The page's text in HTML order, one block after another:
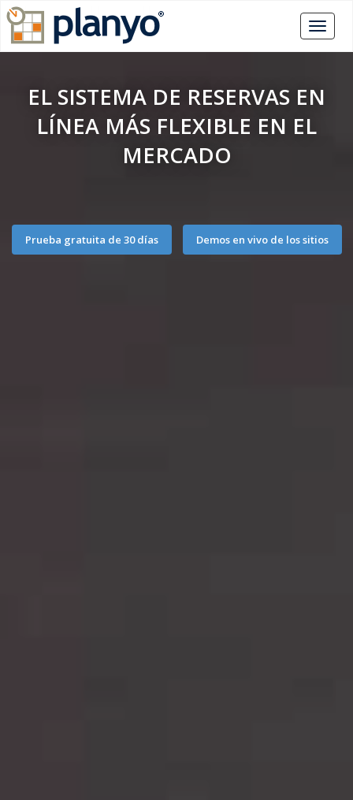
EL SISTEMA DE RESERVAS EN
LÍNEA MÁS FLEXIBLE EN EL
MERCADO
Prueba gratuita de 30 días Demos en vivo de los sitios